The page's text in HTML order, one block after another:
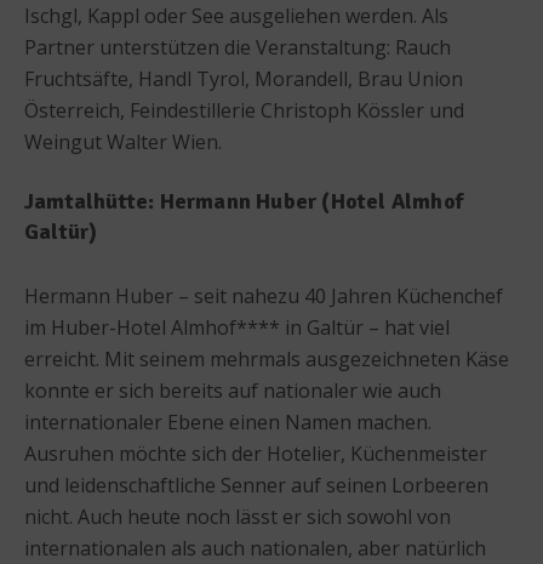
Ischgl, Kappl oder See ausgeliehen werden. Als
Partner unterstützen die Veranstaltung: Rauch
Fruchtsäfte, Handl Tyrol, Morandell, Brau Union
Österreich, Feindestillerie Christoph Kössler und
Weingut Walter Wien.
Jamtalhütte: Hermann Huber (Hotel Almhof
Galtür)
Hermann Huber – seit nahezu 40 Jahren Küchenchef
im Huber-Hotel Almhof**** in Galtür – hat viel
erreicht. Mit seinem mehrmals ausgezeichneten Käse
konnte er sich bereits auf nationaler wie auch
internationaler Ebene einen Namen machen.
Ausruhen möchte sich der Hotelier, Küchenmeister
und leidenschaftliche Senner auf seinen Lorbeeren
nicht. Auch heute noch lässt er sich sowohl von
internationalen als auch nationalen, aber natürlich